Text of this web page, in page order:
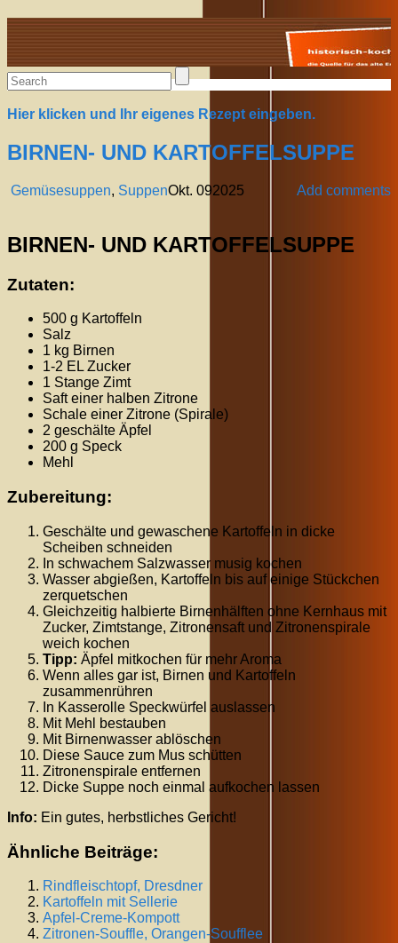
Alte Rezepte online
Hier klicken und Ihr eigenes Rezept eingeben.
BIRNEN- UND KARTOFFELSUPPE
Gemüsesuppen, Suppen Add comments
Okt. 092025
BIRNEN- UND KARTOFFELSUPPE
Zutaten:
500 g Kartoffeln
Salz
1 kg Birnen
1-2 EL Zucker
1 Stange Zimt
Saft einer halben Zitrone
Schale einer Zitrone (Spirale)
2 geschälte Äpfel
200 g Speck
Mehl
Zubereitung:
Geschälte und gewaschene Kartoffeln in dicke
Scheiben schneiden
In schwachem Salzwasser musig kochen
Wasser abgießen, Kartoffeln bis auf einige Stückchen
zerquetschen
Gleichzeitig halbierte Birnenhälften ohne Kernhaus mit
Zucker, Zimtstange, Zitronensaft und Zitronenspirale
weich kochen
Tipp: Äpfel mitkochen für mehr Aroma
Wenn alles gar ist, Birnen und Kartoffeln
zusammenrühren
In Kasserolle Speckwürfel auslassen
Mit Mehl bestauben
Mit Birnenwasser ablöschen
Diese Sauce zum Mus schütten
Zitronenspirale entfernen
Dicke Suppe noch einmal aufkochen lassen
Info: Ein gutes, herbstliches Gericht!
Ähnliche Beiträge:
Rindfleischtopf, Dresdner
Kartoffeln mit Sellerie
Apfel-Creme-Kompott
Zitronen-Souffle, Orangen-Soufflee